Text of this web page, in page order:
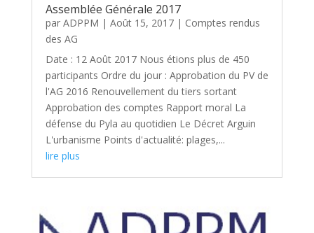
Assemblée Générale 2017
par ADPPM | Août 15, 2017| Comptes rendus
des AG
Date : 12 Août 2017 Nous étions plus de 450
participants Ordre du jour : Approbation du PV de
l'AG 2016 Renouvellement du tiers sortant
Approbation des comptes Rapport moral La
défense du Pyla au quotidien Le Décret Arguin
L'urbanisme Points d'actualité: plages,...
lire plus